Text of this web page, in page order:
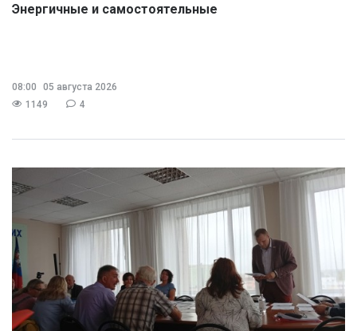
Энергичные и самостоятельные
08:00
05 августа 2026
1149
4